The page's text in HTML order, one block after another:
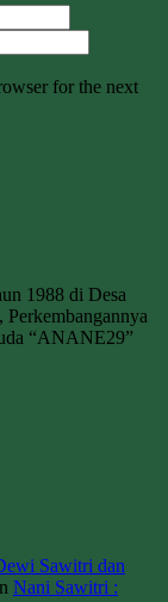
for the next
1988 di Desa
Perkembangannya
“ANANE29”
Sawitri dan
Nani Sawitri :